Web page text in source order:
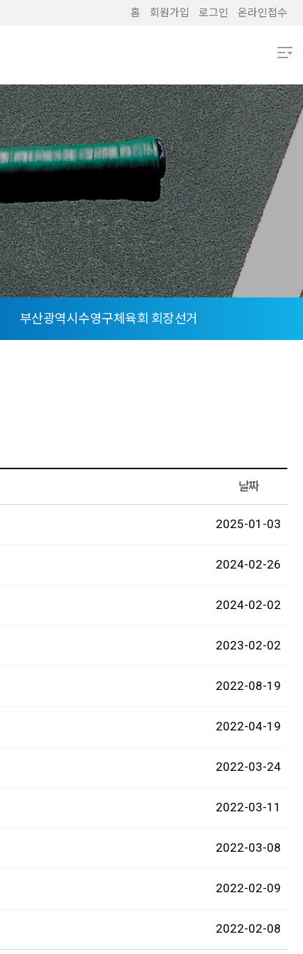
홈 회원가입 로그인 온라인접수
열기
열기
열기
열기
부산광역시수영구체육회 회장선거
날짜
2025-01-03
2024-02-26
2024-02-02
2023-02-02
2022-08-19
2022-04-19
2022-03-24
2022-03-11
2022-03-08
2022-02-09
2022-02-08